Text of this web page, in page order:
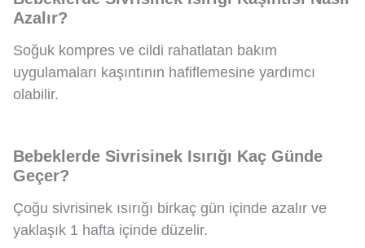
Azalır?
Soğuk kompres ve cildi rahatlatan bakım
uygulamaları kaşıntının hafiflemesine yardımcı
olabilir.
Bebeklerde Sivrisinek Isırığı Kaç Günde
Geçer?
Çoğu sivrisinek ısırığı birkaç gün içinde azalır ve
yaklaşık 1 hafta içinde düzelir.